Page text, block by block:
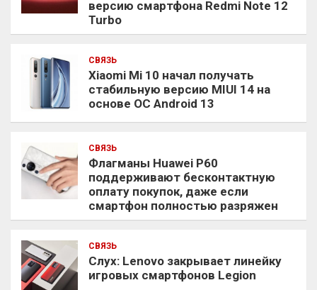
версию смартфона Redmi Note 12
Turbo
СВЯЗЬ
Xiaomi Mi 10 начал получать
стабильную версию MIUI 14 на
основе ОС Android 13
СВЯЗЬ
Флагманы Huawei P60
поддерживают бесконтактную
оплату покупок, даже если
смартфон полностью разряжен
СВЯЗЬ
Слух: Lenovo закрывает линейку
игровых смартфонов Legion